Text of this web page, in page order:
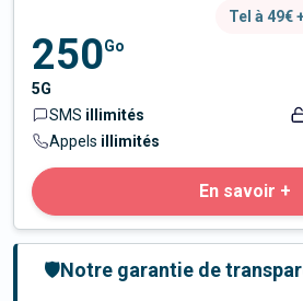
Tel à 49€
250Go
5G
SMS illimités
Appels illimités
En savoir +
🛡️Notre garantie de